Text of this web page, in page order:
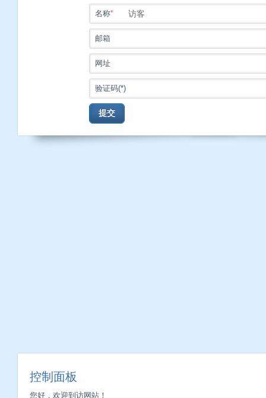
名称*
邮箱
网址
验证码(*)
提交
控制面板
您好，欢迎到访网站！